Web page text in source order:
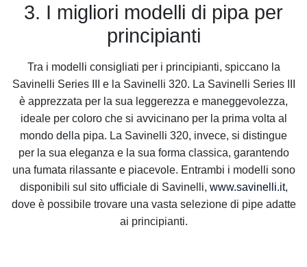
3. I migliori modelli di pipa per
principianti
Tra i modelli consigliati per i principianti, spiccano la
Savinelli Series III e la Savinelli 320. La Savinelli Series III
è apprezzata per la sua leggerezza e maneggevolezza,
ideale per coloro che si avvicinano per la prima volta al
mondo della pipa. La Savinelli 320, invece, si distingue
per la sua eleganza e la sua forma classica, garantendo
una fumata rilassante e piacevole. Entrambi i modelli sono
disponibili sul sito ufficiale di Savinelli, www.savinelli.it,
dove è possibile trovare una vasta selezione di pipe adatte
ai principianti.